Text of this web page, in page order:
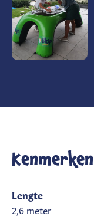
Kenmerken
Lengte
2,6 meter